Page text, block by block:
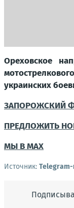
Ореховское
украинских
ЗАПОРОЖСКИЙ
ПРЕДЛОЖИТЬ
МЫ В MAX
Источник: